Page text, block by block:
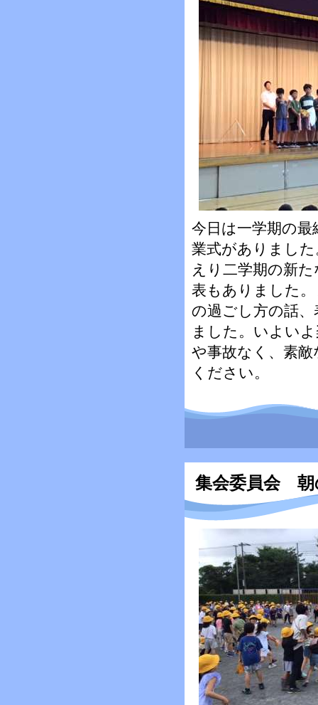
今日は一学期の
業式がありまし
えり二学期の新
表もありました
の過ごし方の話
ました。いよい
や事故なく、素
ください。
集会委員会 朝